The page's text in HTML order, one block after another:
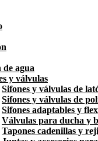
de agua
y válvulas
Sifones y válvulas de
Sifones y válvulas de
Sifones adaptables y
Válvulas para ducha y
Tapones cadenillas y